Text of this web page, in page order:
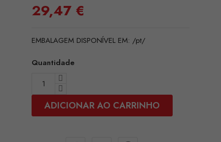
29,47 €
EMBALAGEM DISPONÍVEL EM: /pt/
Quantidade
ADICIONAR AO CARRINHO